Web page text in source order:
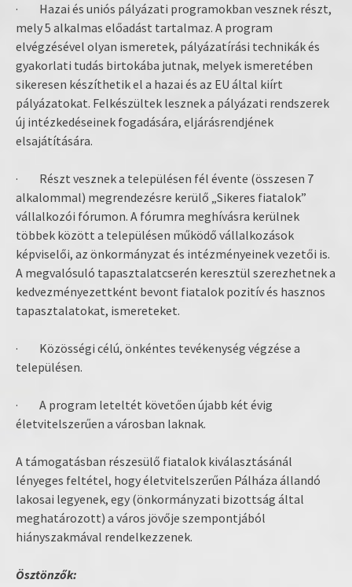
· Hazai és uniós pályázati programokban vesznek részt,
mely 5 alkalmas előadást tartalmaz. A program
elvégzésével olyan ismeretek, pályázatírási technikák és
gyakorlati tudás birtokába jutnak, melyek ismeretében
sikeresen készíthetik el a hazai és az EU által kiírt
pályázatokat. Felkészültek lesznek a pályázati rendszerek
új intézkedéseinek fogadására, eljárásrendjének
elsajátítására.
· Részt vesznek a településen fél évente (összesen 7
alkalommal) megrendezésre kerülő „Sikeres fiatalok”
vállalkozói fórumon. A fórumra meghívásra kerülnek
többek között a településen működő vállalkozások
képviselői, az önkormányzat és intézményeinek vezetői is.
A megvalósuló tapasztalatcserén keresztül szerezhetnek a
kedvezményezettként bevont fiatalok pozitív és hasznos
tapasztalatokat, ismereteket.
· Közösségi célú, önkéntes tevékenység végzése a
településen.
· A program leteltét követően újabb két évig
életvitelszerűen a városban laknak.
A támogatásban részesülő fiatalok kiválasztásánál
lényeges feltétel, hogy életvitelszerűen Pálháza állandó
lakosai legyenek, egy (önkormányzati bizottság által
meghatározott) a város jövője szempontjából
hiányszakmával rendelkezzenek.
Ösztönzők: